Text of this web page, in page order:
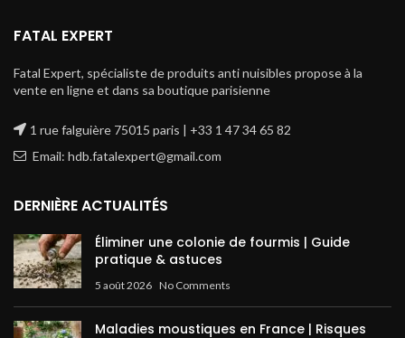
FATAL EXPERT
Fatal Expert, spécialiste de produits anti nuisibles propose à la
vente en ligne et dans sa boutique parisienne
1 rue falguière 75015 paris | +33 1 47 34 65 82
Email: hdb.fatalexpert@gmail.com
DERNIÈRE ACTUALITÉS
Éliminer une colonie de fourmis | Guide
pratique & astuces
5 août 2026 No Comments
Maladies moustiques en France | Risques